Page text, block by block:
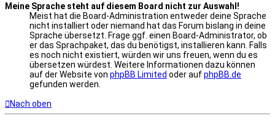
Meine Sprache steht auf diesem Board nicht zur Auswahl!
Meist hat die Board-Administration entweder deine Sprache
nicht installiert oder niemand hat das Forum bislang in deine
Sprache übersetzt. Frage ggf. einen Board-Administrator, ob
er das Sprachpaket, das du benötigst, installieren kann. Falls
es noch nicht existiert, würden wir uns freuen, wenn du es
übersetzen würdest. Weitere Informationen dazu können
auf der Website von phpBB Limited oder aufphpBB.de
gefunden werden.
Nach oben